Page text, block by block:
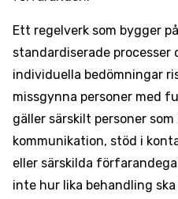
Ett regelverk som bygger
standardiserade
individuella bedömningar
missgynna personer med
gäller särskilt personer
kommunikation, stöd i
eller särskilda
inte hur lika behandling